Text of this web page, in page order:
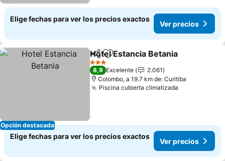
Elige fechas para ver los precios exactos
Ver precios
Opción destacada
CompartirAgregar a favoritos
Hotel Estancia Betania
3 Estrellas
8,9 Excelente
2.061
Colombo, a 19.7 km de: Curitiba
Piscina cubierta climatizada
Elige fechas para ver los precios exactos
Ver precios